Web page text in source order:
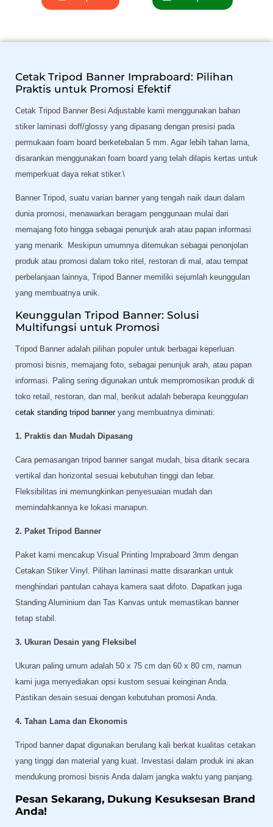
Cetak Tripod Banner Impraboard: Pilihan
Praktis untuk Promosi Efektif
Cetak Tripod Banner Besi Adjustable kami menggunakan bahan
stiker laminasi doff/glossy yang dipasang dengan presisi pada
permukaan foam board berketebalan 5 mm. Agar lebih tahan lama,
disarankan menggunakan foam board yang telah dilapis kertas untuk
memperkuat daya rekat stiker.\
Banner Tripod, suatu varian banner yang tengah naik daun dalam
dunia promosi, menawarkan beragam penggunaan mulai dari
memajang foto hingga sebagai penunjuk arah atau papan informasi
yang menarik. Meskipun umumnya ditemukan sebagai penonjolan
produk atau promosi dalam toko ritel, restoran di mal, atau tempat
perbelanjaan lainnya, Tripod Banner memiliki sejumlah keunggulan
yang membuatnya unik.
Keunggulan Tripod Banner: Solusi
Multifungsi untuk Promosi
Tripod Banner adalah pilihan populer untuk berbagai keperluan
promosi bisnis, memajang foto, sebagai penunjuk arah, atau papan
informasi. Paling sering digunakan untuk mempromosikan produk di
toko retail, restoran, dan mal, berikut adalah beberapa keunggulan
cetak standing tripod banneryang membuatnya diminati:
1. Praktis dan Mudah Dipasang
Cara pemasangan tripod banner sangat mudah, bisa ditarik secara
vertikal dan horizontal sesuai kebutuhan tinggi dan lebar.
Fleksibilitas ini memungkinkan penyesuaian mudah dan
memindahkannya ke lokasi manapun.
2. Paket Tripod Banner
Paket kami mencakup Visual Printing Impraboard 3mm dengan
Cetakan Stiker Vinyl. Pilihan laminasi matte disarankan untuk
menghindari pantulan cahaya kamera saat difoto. Dapatkan juga
Standing Aluminium dan Tas Kanvas untuk memastikan banner
tetap stabil.
3. Ukuran Desain yang Fleksibel
Ukuran paling umum adalah 50 x 75 cm dan 60 x 80 cm, namun
kami juga menyediakan opsi kustom sesuai keinginan Anda.
Pastikan desain sesuai dengan kebutuhan promosi Anda.
4. Tahan Lama dan Ekonomis
Tripod banner dapat digunakan berulang kali berkat kualitas cetakan
yang tinggi dan material yang kuat. Investasi dalam produk ini akan
mendukung promosi bisnis Anda dalam jangka waktu yang panjang.
Pesan Sekarang, Dukung Kesuksesan Brand
Anda!